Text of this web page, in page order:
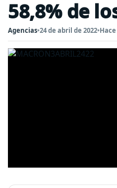
58,8% de
Agencias•24 de abril de 2022•